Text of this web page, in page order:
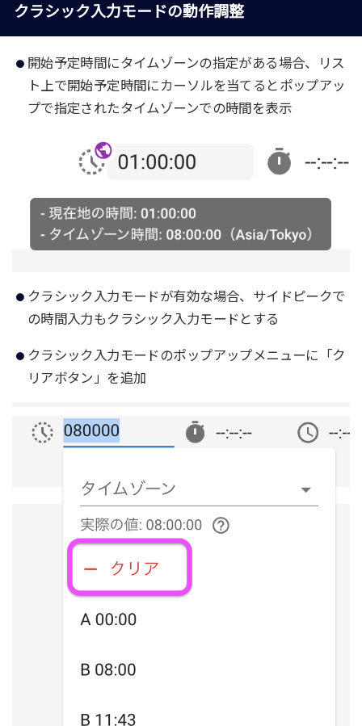
クラシック入力モードの動作調整
開始予定時間にタイムゾーンの指定がある場合、リス
ト上で開始予定時間にカーソルを当てるとポップアッ
プで指定されたタイムゾーンでの時間を表示
クラシック入力モードが有効な場合、サイドピークで
の時間入力もクラシック入力モードとする
クラシック入力モードのポップアップメニューに「ク
リアボタン」を追加